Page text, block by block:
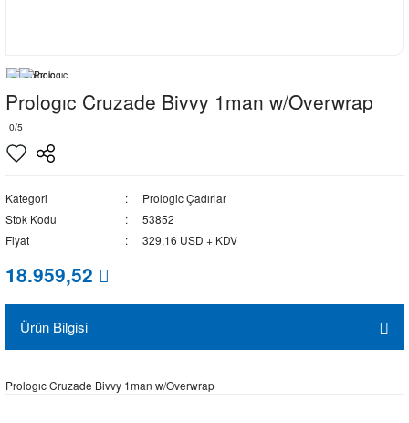
Prologıc Cruzade Bivvy 1man w/Overwrap
0/5
Kategori
Prologic Çadırlar
Stok Kodu
53852
Fiyat
329,16 USD + KDV
18.959,52
Ürün Bilgisi
Prologıc Cruzade Bivvy 1man w/Overwrap